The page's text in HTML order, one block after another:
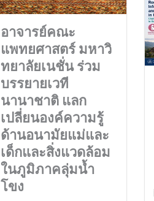
อาจารย์คณะ
แพทยศาสตร์ มหาวิ
ทยาลัยเนชั่น ร่วม
บรรยายเวที
นานาชาติ แลก
เปลี่ยนองค์ความรู้
ด้านอนามัยแม่และ
เด็กและสิ่งแวดล้อม
ในภูมิภาคลุ่มน้ำ
โขง